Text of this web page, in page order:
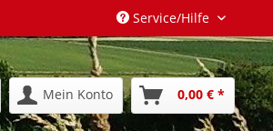
Service/Hilfe
Mein Konto 0,00 € *